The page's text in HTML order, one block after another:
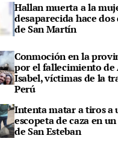
Hallan muerta a la
desaparecida hace
de San Martín
Conmoción en la
por el fallecimiento de
Isabel, víctimas de la
Perú
Intenta matar a tiros a
escopeta de caza en
de San Esteban